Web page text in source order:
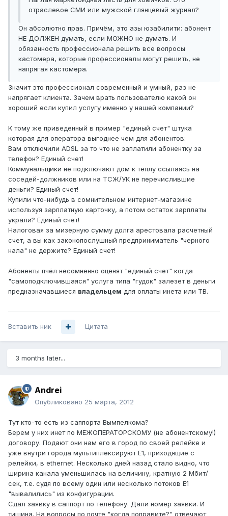
отраслевое СМИ или мужской глянцевый журнал?
Он абсолютно прав. Причём, это азы юзабилити: абонент
НЕ ДОЛЖЕН думать, если МОЖНО не думать. И
обязанность профессионала решить все вопросы
кастомера, которые профессионалы могут решить, не
напрягая кастомера.
Значит это профессионал современный и умный, раз не
напрягает клиента. Зачем врать пользователю какой он
хороший если купил услугу именно у нашей компании?
К тому же приведенный в пример "единый счет" штука
которая для оператора выгоднее чем для абонентов:
Вам отключили ADSL за то что не заплатили абонентку за
телефон? Единый счет!
Коммунальщики не подключают дом к теплу ссылаясь на
соседей-должников или на ТСЖ/УК не перечислившие
деньги? Единый счет!
Купили что-нибудь в сомнительном интернет-магазине
используя зарплатную карточку, а потом остаток зарплаты
украли? Единый счет!
Налоговая за мизерную сумму долга арестовала расчетный
счет, а вы как законопослушный предприниматель "черного
нала" не держите? Единый счет!
Абоненты пчёл несомненно оценят "единый счет" когда
"самоподключившаяся" услуга типа "гудок" залезет в деньги
предназначавшиеся владельцем для оплаты инета или ТВ.
Вставить ник Цитата
3 months later...
Andrei
Опубликовано 25 марта, 2012
Тут кто-то есть из саппорта Вымпелкома?
Берем у них инет по МЕЖОПЕРАТОРСКОМУ (не абонентскому!)
договору. Подают они нам его в город по своей релейке и
уже внутри города мультиплексируют Е1, приходящие с
релейки, в ethernet. Несколько дней назад стало видно, что
ширина канала уменьшилась на величину, кратную 2 Мбит/
сек, т.е. судя по всему один или несколько потоков Е1
"вывалились" из конфигурации.
Сдал заявку в саппорт по телефону. Дали номер заявки. И
тишина. На вопросы по почте "когда поправите?" отвечают